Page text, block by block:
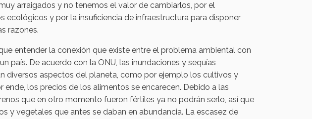
arraigados y no tenemos el valor de cambiarlos, por el
ecológicos y por la insuficiencia de infraestructura para disponer
razones.
entender la conexión que existe entre el problema ambiental con
país. De acuerdo con la ONU, las inundaciones y sequías
diversos aspectos del planeta, como por ejemplo los cultivos y
los precios de los alimentos se encarecen. Debido a las
que en otro momento fueron fértiles ya no podrán serlo, así que
y vegetales que antes se daban en abundancia. La escasez de